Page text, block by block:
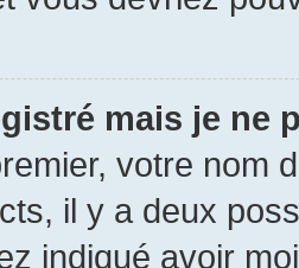
mais je ne
votre nom
il y a deux
indiqué avoir